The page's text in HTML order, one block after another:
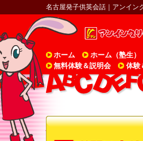
名古屋発子供英会話｜アンイン
ホーム ホーム（塾生）
無料体験＆説明会
体験